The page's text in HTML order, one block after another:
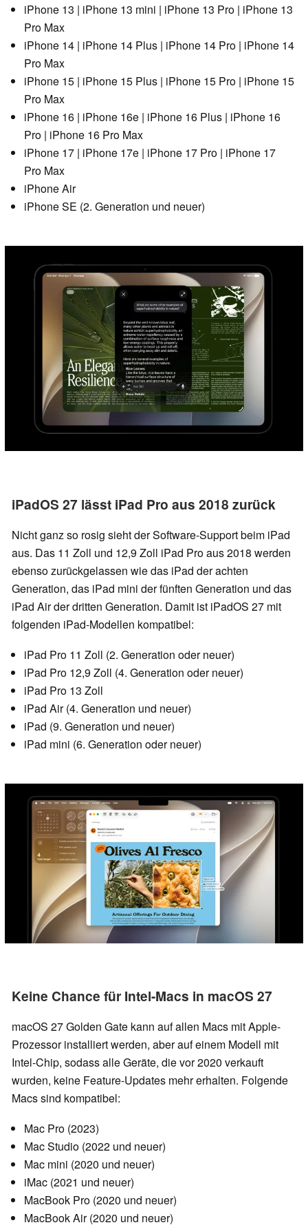
iPhone 13 | iPhone 13 mini | iPhone 13 Pro | iPhone 13
Pro Max
iPhone 14 | iPhone 14 Plus | iPhone 14 Pro | iPhone 14
Pro Max
iPhone 15 | iPhone 15 Plus | iPhone 15 Pro | iPhone 15
Pro Max
iPhone 16 | iPhone 16e | iPhone 16 Plus | iPhone 16
Pro | iPhone 16 Pro Max
iPhone 17 | iPhone 17e | iPhone 17 Pro | iPhone 17
Pro Max
iPhone Air
iPhone SE (2. Generation und neuer)
iPadOS 27 lässt iPad Pro aus 2018 zurück
Nicht ganz so rosig sieht der Software-Support beim iPad
aus. Das 11 Zoll und 12,9 Zoll iPad Pro aus 2018 werden
ebenso zurückgelassen wie das iPad der achten
Generation, das iPad mini der fünften Generation und das
iPad Air der dritten Generation. Damit ist iPadOS 27 mit
folgenden iPad-Modellen kompatibel:
iPad Pro 11 Zoll (2. Generation oder neuer)
iPad Pro 12,9 Zoll (4. Generation oder neuer)
iPad Pro 13 Zoll
iPad Air (4. Generation und neuer)
iPad (9. Generation und neuer)
iPad mini (6. Generation oder neuer)
Keine Chance für Intel-Macs in macOS 27
macOS 27 Golden Gate kann auf allen Macs mit Apple-
Prozessor installiert werden, aber auf einem Modell mit
Intel-Chip, sodass alle Geräte, die vor 2020 verkauft
wurden, keine Feature-Updates mehr erhalten. Folgende
Macs sind kompatibel:
Mac Pro (2023)
Mac Studio (2022 und neuer)
Mac mini (2020 und neuer)
iMac (2021 und neuer)
MacBook Pro (2020 und neuer)
MacBook Air (2020 und neuer)